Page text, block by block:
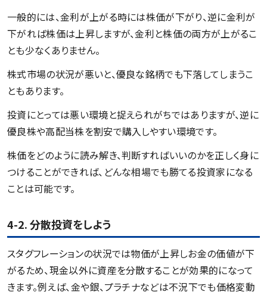
一般的には、金利が上がる時には株価が下がり、逆に金利が
下がれば株価は上昇しますが、金利と株価の両方が上がるこ
とも少なくありません。
株式市場の状況が悪いと、優良な銘柄でも下落してしまうこ
ともあります。
投資にとっては悪い環境と捉えられがちではありますが、逆に
優良株や高配当株を割安で購入しやすい環境です。
株価をどのように読み解き、判断すればいいのかを正しく身に
つけることができれば、どんな相場でも勝てる投資家になる
ことは可能です。
4-2. 分散投資をしよう
スタグフレーションの状況では物価が上昇しお金の価値が下
がるため、現金以外に資産を分散することが効果的になって
きます。例えば、金や銀、プラチナなどは不況下でも価格変動